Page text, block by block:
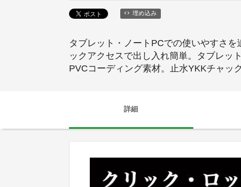
埋め込み
タブレット・ノートPCでの使いやすさ
ックアクセスで出し入れ簡単。タブレッ
PVCコーディング素材。止水YKKチャッ
詳細